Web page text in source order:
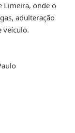
Limeira, onde o
adulteração
veículo.